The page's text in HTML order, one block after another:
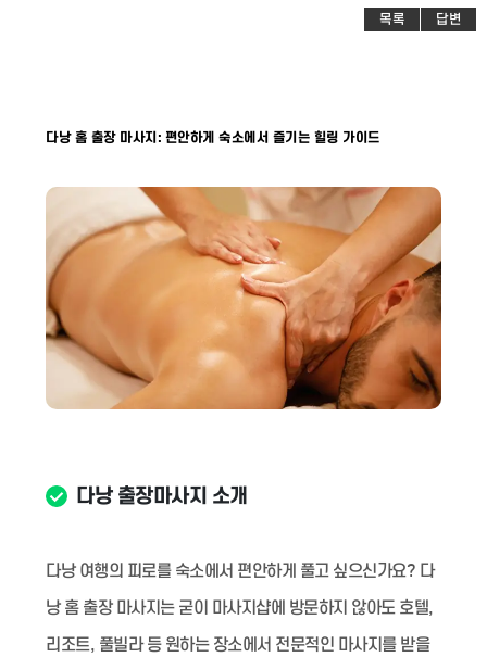
목록 답변
다낭 홈 출장 마사지: 편안하게 숙소에서 즐기는 힐링 가이드
다낭 출장마사지 소개
다낭 여행의 피로를 숙소에서 편안하게 풀고 싶으신가요? 다
낭 홈 출장 마사지는 굳이 마사지샵에 방문하지 않아도 호텔,
리조트, 풀빌라 등 원하는 장소에서 전문적인 마사지를 받을